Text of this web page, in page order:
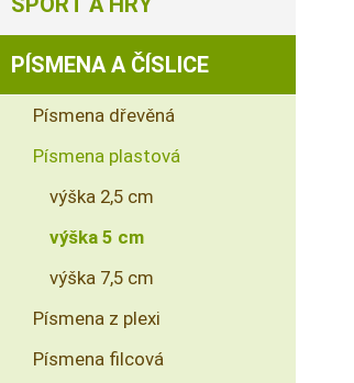
PÍSMENA A ČÍSLICE
Písmena dřevěná
Písmena plastová
výška 2,5 cm
výška 5 cm
výška 7,5 cm
Písmena z plexi
Písmena filcová